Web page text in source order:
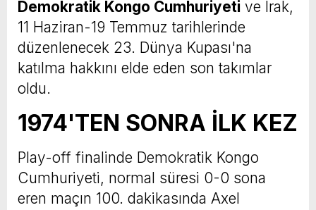
Demokratik Kongo Cumhuriyeti ve Irak,
11 Haziran-19 Temmuz tarihlerinde
düzenlenecek 23. Dünya Kupası'na
katılma hakkını elde eden son takımlar
oldu.
1974'TEN SONRA İLK KEZ
Play-off finalinde Demokratik Kongo
Cumhuriyeti, normal süresi 0-0 sona
eren maçın 100. dakikasında Axel